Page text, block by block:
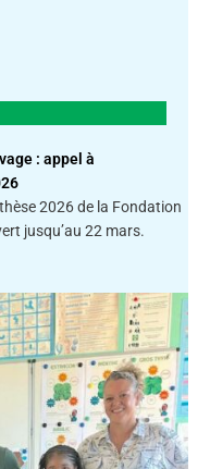
: appel à
2026 de la Fondation
jusqu’au 22 mars.